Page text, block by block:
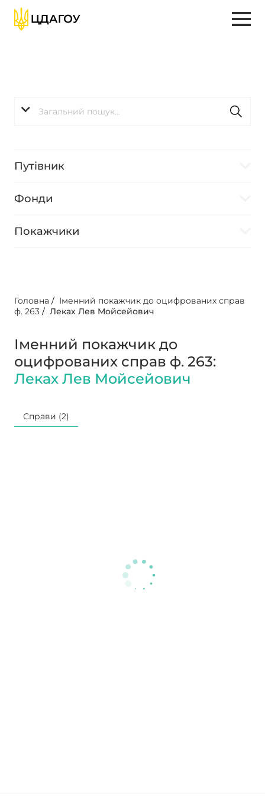
Путівник
Фонди
Покажчики
Головна / Іменний покажчик до оцифрованих справ
ф. 263 / Леках Лев Мойсейович
Іменний покажчик до
оцифрованих справ ф. 263:
Леках Лев Мойсейович
Справи (2)